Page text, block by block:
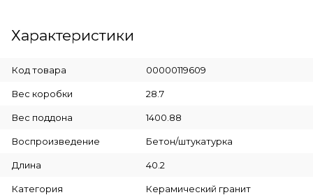
Характеристики
Код товара 00000119609
Вес коробки 28.7
Вес поддона 1400.88
Воспроизведение Бетон/штукатурка
Длина 40.2
Категория Керамический гранит